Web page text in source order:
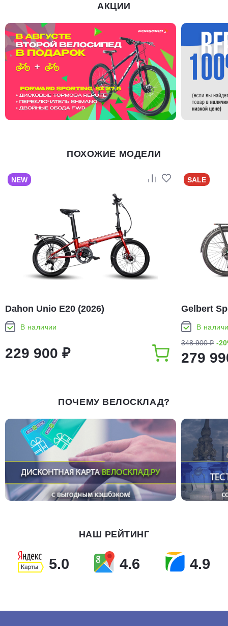
АКЦИИ
ПОХОЖИЕ МОДЕЛИ
NEW
Dahon Unio E20 (2026)
В наличии
229 900 ₽
SALE
Gelbert
В
348 900 ₽ -
279
ПОЧЕМУ ВЕЛОСКЛАД?
НАШ РЕЙТИНГ
5.0 4.6 4.9